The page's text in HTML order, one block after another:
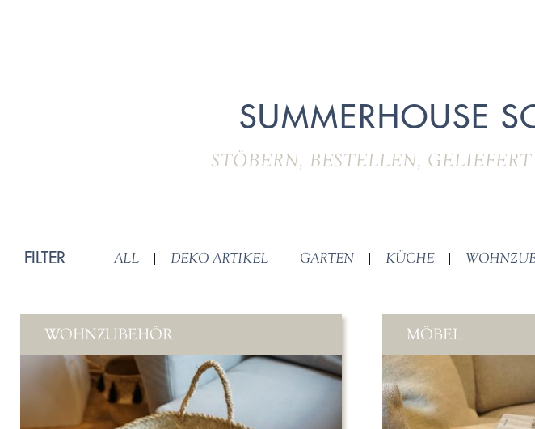
SUMMERHOUSE
STÖBERN, BESTELLEN,
FILTER ALL | DEKO ARTIKEL | GARTEN | KÜCHE |
WOHNZUBEHÖR MÖBEL